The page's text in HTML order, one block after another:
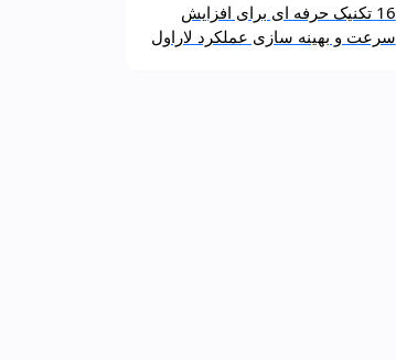
16 تکنیک حرفه‌ ای برای افزایش
سرعت و بهینه‌ سازی عملکرد لاراول